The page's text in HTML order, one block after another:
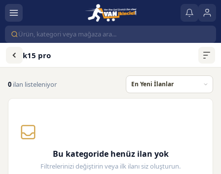
k15 pro
0 ilan listeleniyor
Bu kategoride henüz ilan yok
Filtrelerinizi değiştirin veya ilk ilanı siz oluşturun.